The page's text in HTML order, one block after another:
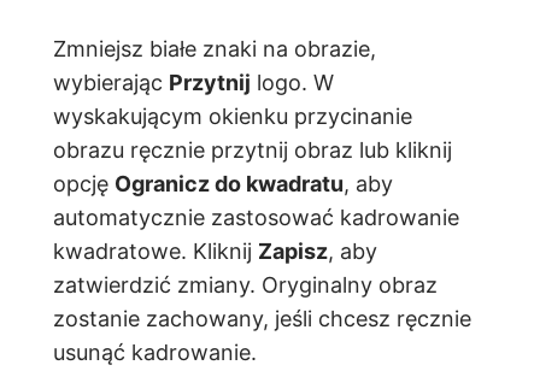
Zmniejsz białe znaki na obrazie,
wybierając Przytnij logo. W
wyskakującym okienku przycinanie
obrazu ręcznie przytnij obraz lub kliknij
opcję Ogranicz do kwadratu, aby
automatycznie zastosować kadrowanie
kwadratowe. Kliknij Zapisz, aby
zatwierdzić zmiany. Oryginalny obraz
zostanie zachowany, jeśli chcesz ręcznie
usunąć kadrowanie.